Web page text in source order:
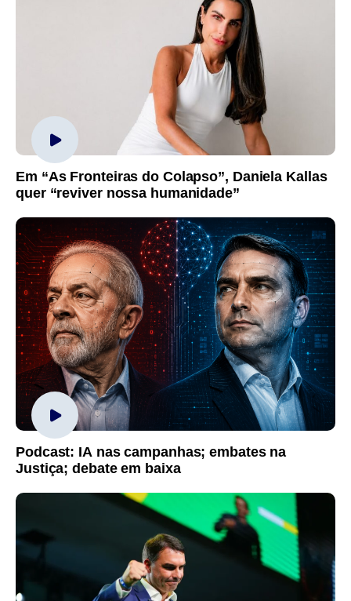
Em “As Fronteiras do Colapso”, Daniela Kallas
quer “reviver nossa humanidade”
Podcast: IA nas campanhas; embates na
Justiça; debate em baixa